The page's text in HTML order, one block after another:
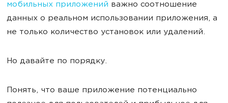
мобильных приложений важно соотношение
данных о реальном использовании приложения, а
не только количество установок или удалений.
Но давайте по порядку.
Понять, что ваше приложение потенциально